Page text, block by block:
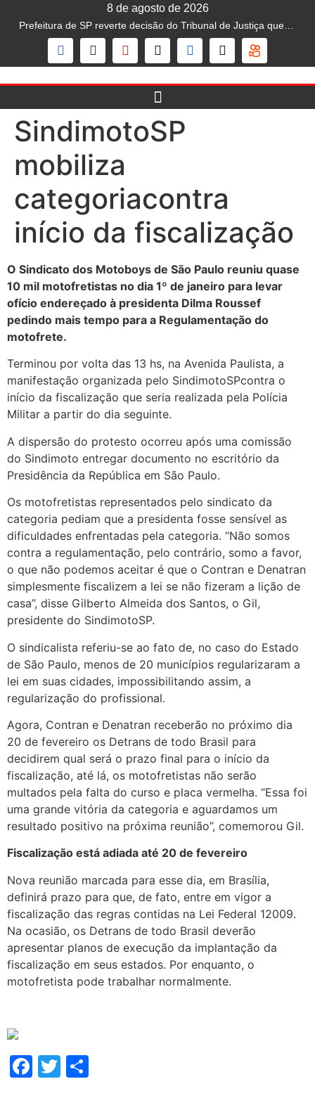
8 de agosto de 2026
SindimotoSP
mobiliza
categoriacontra
início da fiscalização
O Sindicato dos Motoboys de São Paulo reuniu quase
10 mil motofretistas no dia 1º de janeiro para levar
ofício endereçado à presidenta Dilma Roussef
pedindo mais tempo para a Regulamentação do
motofrete.
Terminou por volta das 13 hs, na Avenida Paulista, a
manifestação organizada pelo SindimotoSPcontra o
início da fiscalização que seria realizada pela Polícia
Militar a partir do dia seguinte.
A dispersão do protesto ocorreu após uma comissão
do Sindimoto entregar documento no escritório da
Presidência da República em São Paulo.
Os motofretistas representados pelo sindicato da
categoria pediam que a presidenta fosse sensível as
dificuldades enfrentadas pela categoria. “Não somos
contra a regulamentação, pelo contrário, somo a favor,
o que não podemos aceitar é que o Contran e Denatran
simplesmente fiscalizem a lei se não fizeram a lição de
casa”, disse Gilberto Almeida dos Santos, o Gil,
presidente do SindimotoSP.
O sindicalista referiu-se ao fato de, no caso do Estado
de São Paulo, menos de 20 municípios regularizaram a
lei em suas cidades, impossibilitando assim, a
regularização do profissional.
Agora, Contran e Denatran receberão no próximo dia
20 de fevereiro os Detrans de todo Brasil para
decidirem qual será o prazo final para o início da
fiscalização, até lá, os motofretistas não serão
multados pela falta do curso e placa vermelha. “Essa foi
uma grande vitória da categoria e aguardamos um
resultado positivo na próxima reunião”, comemorou Gil.
Fiscalização está adiada até 20 de fevereiro
Nova reunião marcada para esse dia, em Brasília,
definirá prazo para que, de fato, entre em vigor a
fiscalização das regras contidas na Lei Federal 12009.
Na ocasião, os Detrans de todo Brasil deverão
apresentar planos de execução da implantação da
fiscalização em seus estados. Por enquanto, o
motofretista pode trabalhar normalmente.
Facebook
Twitter